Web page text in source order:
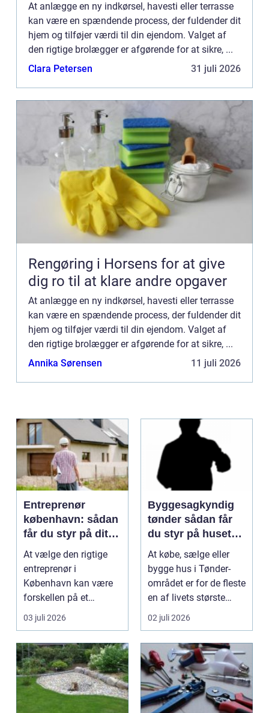
At anlægge en ny indkørsel, havesti eller terrasse
kan være en spændende process, der fuldender dit
hjem og tilføjer værdi til din ejendom. Valget af
den rigtige brolægger er afgørende for at sikre, ...
Clara Petersen
31 juli 2026
Rengøring i Horsens for at give
dig ro til at klare andre opgaver
At anlægge en ny indkørsel, havesti eller terrasse
kan være en spændende process, der fuldender dit
hjem og tilføjer værdi til din ejendom. Valget af
den rigtige brolægger er afgørende for at sikre, ...
Annika Sørensen
11 juli 2026
Entreprenør
københavn: sådan
får du styr på dit
byggeprojekt
At vælge den rigtige
entreprenør i
København kan være
forskellen på et
byggeprojekt, der
03 juli 2026
Byggesagkyndig
tønder sådan får
du styr på husets
tilstand
At købe, sælge eller
bygge hus i Tønder-
området er for de fleste
en af livets største
beslutninger. ...
02 juli 2026